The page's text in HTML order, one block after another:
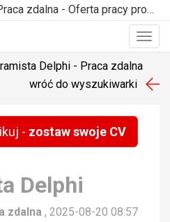
Praca Programista Delphi Praca zdalna - Oferta pracy programista w TeamQuest.pl
Delphi - Praca zdalna
wróć do wyszukiwarki
- zostaw swoje CV
Delphi
zdalna , 2025-08-20 08:57